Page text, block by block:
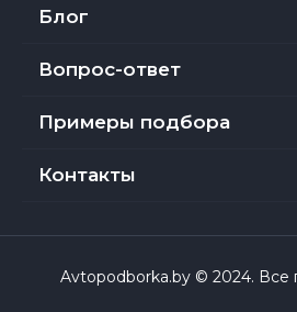
Блог
Вопрос-ответ
Примеры подбора
Контакты
Avtopodborka.by © 2024. Все